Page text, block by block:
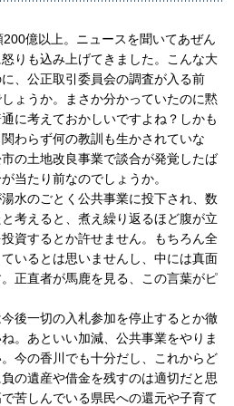
億以上。ニュースを聞いてあぜん
りも込み上げてきました。こんな大
、公正取引委員会の調査が入る前
ょうか。まさか分かっていたのに黙
に考えておかしいですよね？しかも
わらず何の教訓も生かされていな
の土地改良事業で談合が発覚したば
当たり前なのでしょうか。
水のごとく公共事業に投下され、数
考えると、煮え繰り返るほど腹が立
資するとか許せません。もちろん全
いるとは思いませんし、中には真面
正直者が馬鹿を見る、この言葉がピ
後一切の入札参加を停止するとか徹
。あといい加減、公共事業をやりま
今の香川でも十分だし、これからど
の遺産や借金を残すのは適切だと思
苦しんでいる県民への還元や子育て